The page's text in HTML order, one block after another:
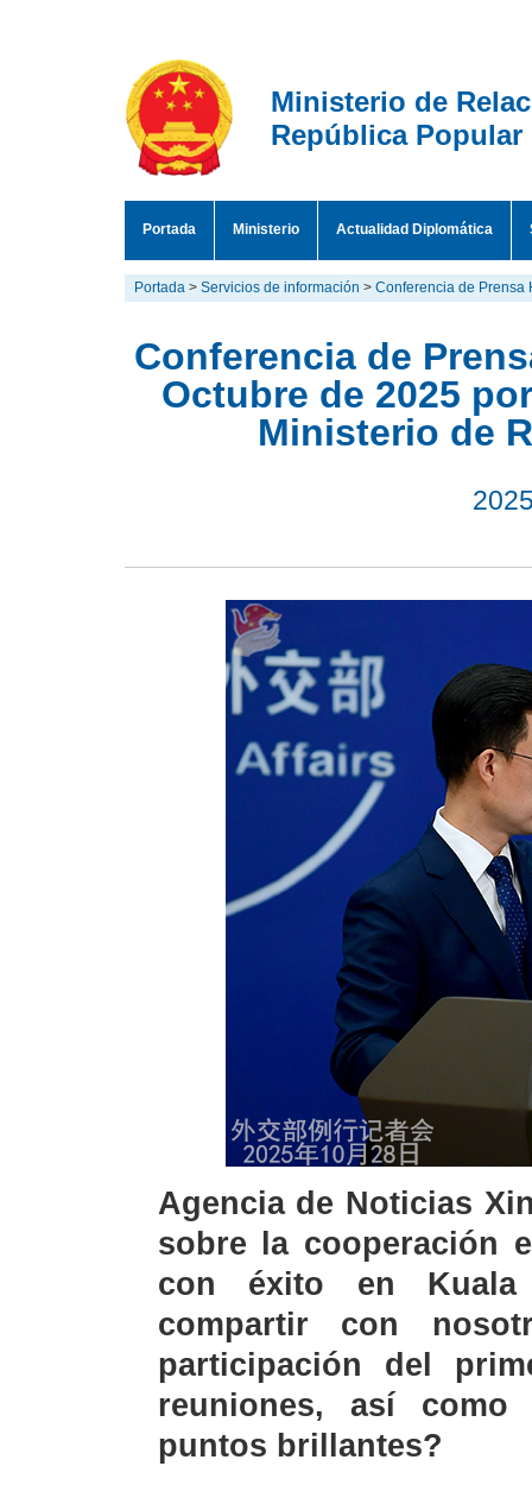
Ministerio de
República Popular
Portada Ministerio Actualidad Diplomática
Portada > Servicios de información > Conferencia de Prensa
Conferencia de
Octubre de 2025
Ministerio de
Agencia de Noticias
sobre la cooperación
con éxito en Kuala
compartir con
participación del
reuniones, así
puntos brillantes?